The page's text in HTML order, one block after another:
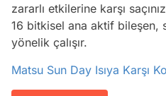
zararlı etkilerine karşı
16 bitkisel ana aktif bileşen,
yönelik çalışır.
Matsu Sun Day Isıya Karşı